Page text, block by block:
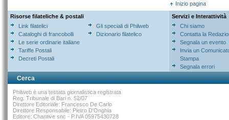
Inizio pagina
Risorse filateliche & postali
Link filatelici
Cataloghi di francobolli
Le serie ordinarie italiane
Tariffe Postali
Decreti Postali
Gli speciali di Philweb
Dizionario filatelico
Servizi e Interattività
Chi siamo
Contatta la
Segnala un evento
Invia un
Stampa
Segnala errori
Cerca
Philweb è una testata giornalistica registrata
Reg. Tribunale di Bari n. 52/07
Direttore Editoriale: Francesco De Carlo
Direttore Responsabile: Pietro D'Onghia
Editore: Chantive snc - P.IVA 05975430728